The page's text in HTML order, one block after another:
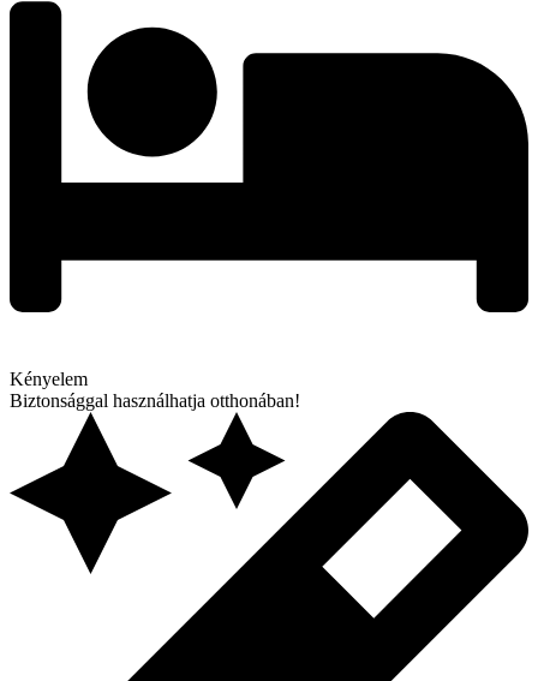
Kényelem
Biztonsággal használhatja otthonában!